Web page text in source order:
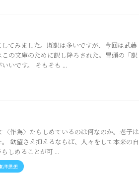
てみました。既訳は多いですが、今回は武藤
の文庫のために訳し降ろされた。冒頭の「訳
いです。 そもそも ...
作為〉たらしめているのは何なのか。老子は
欲望さえ抑えるならば、人々をして本来の自
しめることが可 ...
洋思想